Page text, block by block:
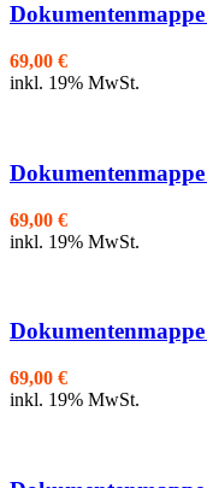
69,00 €
inkl. 19% MwSt.
69,00 €
inkl. 19% MwSt.
69,00 €
inkl. 19% MwSt.